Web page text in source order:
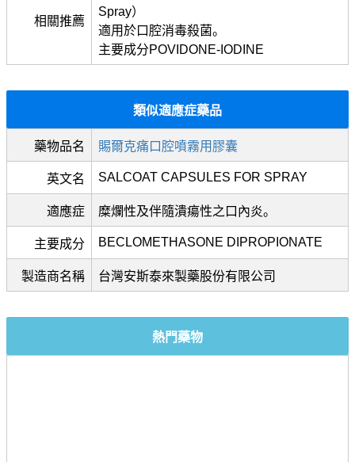
相關推薦
Spray）
適用於口腔消毒殺菌。
主要成分POVIDONE-IODINE
類似適應症藥品
藥物品名 賜爾克痛口腔噴霧用膠囊
英文名 SALCOAT CAPSULES FOR SPRAY
適應症 糜爛性及伴隨潰瘍性之口內炎。
主要成分 BECLOMETHASONE DIPROPIONATE
製造商名稱 台灣安斯泰來製藥股份有限公司
熱門藥物